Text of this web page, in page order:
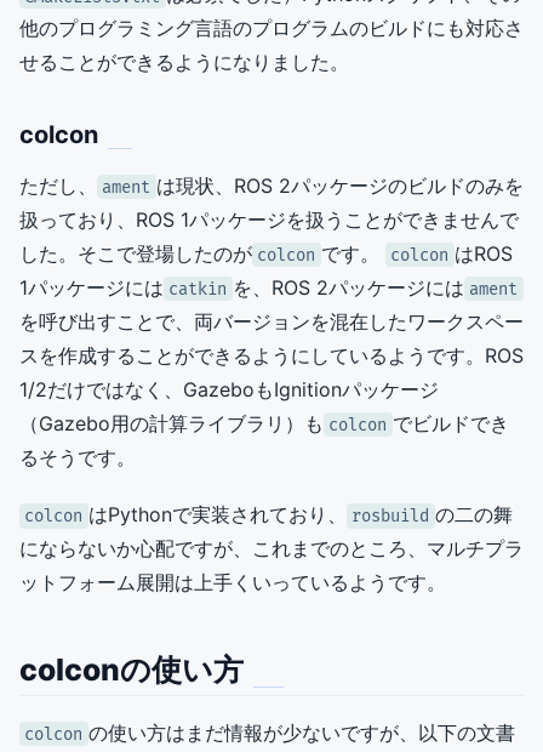
他のプログラミング言語のプログラムのビルドにも対応さ
せることができるようになりました。
colcon
ただし、 ament は現状、ROS 2パッケージのビルドのみを
扱っており、ROS 1パッケージを扱うことができませんで
した。そこで登場したのが colcon です。 colcon はROS
1パッケージには catkin を、ROS 2パッケージには ament
を呼び出すことで、両バージョンを混在したワークスペー
スを作成することができるようにしているようです。ROS
1/2だけではなく、GazeboもIgnitionパッケージ
（Gazebo用の計算ライブラリ）も colcon でビルドでき
るそうです。
colcon はPythonで実装されており、 rosbuild の二の舞
にならないか心配ですが、これまでのところ、マルチプラ
ットフォーム展開は上手くいっているようです。
colconの使い方
colcon の使い方はまだ情報が少ないですが、以下の文書